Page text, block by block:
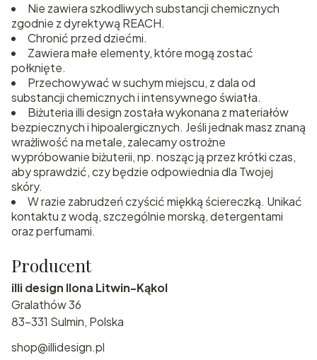
Nie zawiera szkodliwych substancji chemicznych
zgodnie z dyrektywą REACH.
Chronić przed dziećmi.
Zawiera małe elementy, które mogą zostać
połknięte.
Przechowywać w suchym miejscu, z dala od
substancji chemicznych i intensywnego światła.
Biżuteria illi design została wykonana z materiałów
bezpiecznych i hipoalergicznych. Jeśli jednak masz znaną
wrażliwość na metale, zalecamy ostrożne
wypróbowanie biżuterii, np. nosząc ją przez krótki czas,
aby sprawdzić, czy będzie odpowiednia dla Twojej
skóry.
W razie zabrudzeń czyścić miękką ściereczką. Unikać
kontaktu z wodą, szczególnie morską, detergentami
oraz perfumami.
Producent
illi design Ilona Litwin-Kąkol
Gralathów 36
83-331 Sulmin, Polska
shop@illidesign.pl